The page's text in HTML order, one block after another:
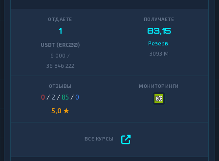
1
USDT (ERC20)
6 000 /
36 846 222
83,15
Резерв:
3093 M
0 / 2 /85 /0
5,0 ★